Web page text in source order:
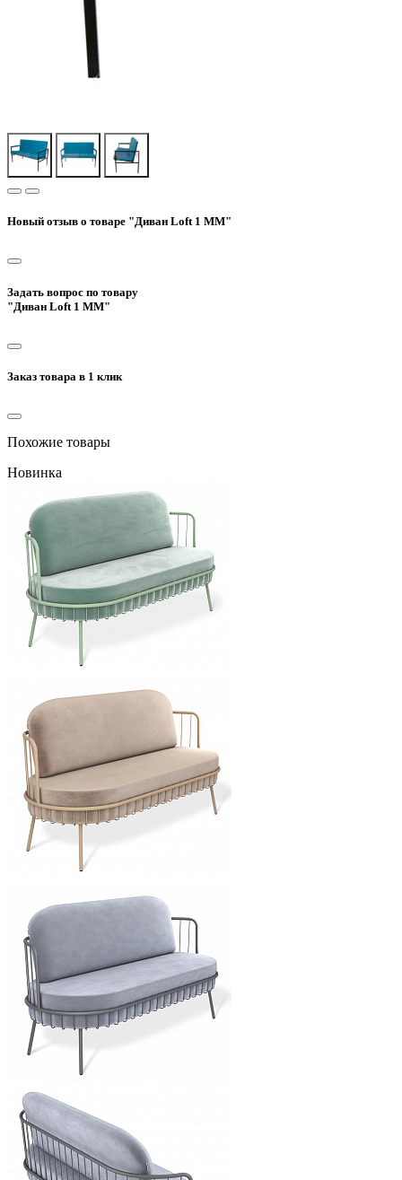
Новый отзыв о товаре "Диван Loft 1 MM"
Задать вопрос по товару
"Диван Loft 1 MM"
Заказ товара в 1 клик
Похожие товары
Новинка